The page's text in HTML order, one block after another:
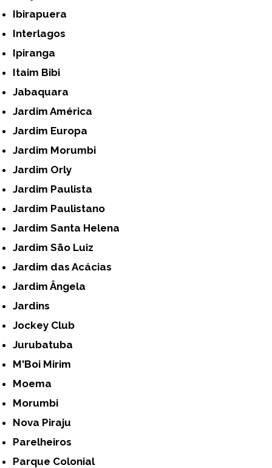
Ibirapuera
Interlagos
Ipiranga
Itaim Bibi
Jabaquara
Jardim América
Jardim Europa
Jardim Morumbi
Jardim Orly
Jardim Paulista
Jardim Paulistano
Jardim Santa Helena
Jardim São Luiz
Jardim das Acácias
Jardim Ângela
Jardins
Jockey Club
Jurubatuba
M'Boi Mirim
Moema
Morumbi
Nova Piraju
Parelheiros
Parque Colonial